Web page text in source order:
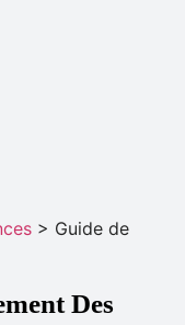
> Guide de
Des